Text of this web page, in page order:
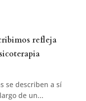
refleja
se describen a sí
de un...